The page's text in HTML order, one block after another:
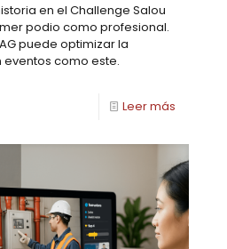
en el Challenge Salou
podio como profesional.
puede optimizar la
como este.
Leer más